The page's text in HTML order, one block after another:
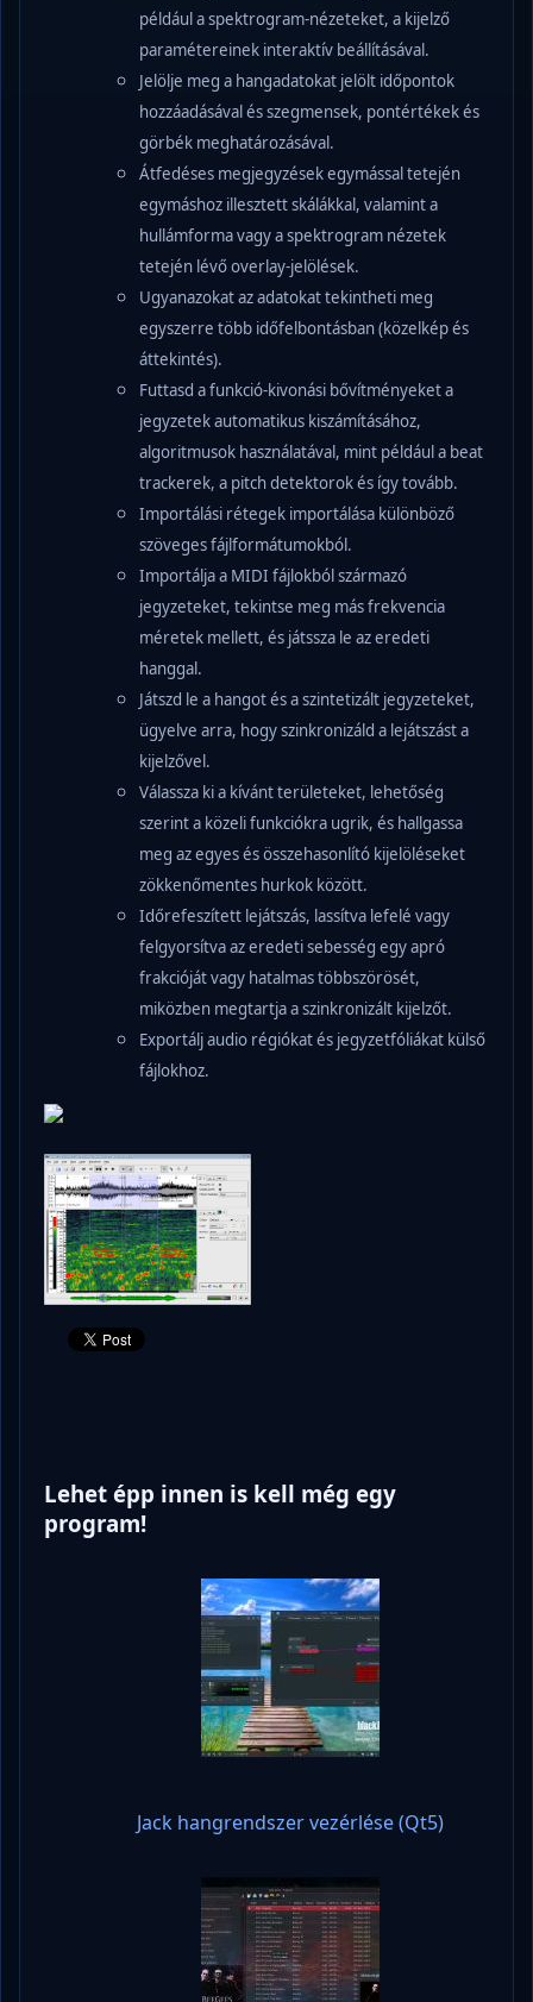
például a spektrogram-nézeteket, a kijelző
paramétereinek interaktív beállításával.
Jelölje meg a hangadatokat jelölt időpontok
hozzáadásával és szegmensek, pontértékek és
görbék meghatározásával.
Átfedéses megjegyzések egymással tetején
egymáshoz illesztett skálákkal, valamint a
hullámforma vagy a spektrogram nézetek
tetején lévő overlay-jelölések.
Ugyanazokat az adatokat tekintheti meg
egyszerre több időfelbontásban (közelkép és
áttekintés).
Futtasd a funkció-kivonási bővítményeket a
jegyzetek automatikus kiszámításához,
algoritmusok használatával, mint például a beat
trackerek, a pitch detektorok és így tovább.
Importálási rétegek importálása különböző
szöveges fájlformátumokból.
Importálja a MIDI fájlokból származó
jegyzeteket, tekintse meg más frekvencia
méretek mellett, és játssza le az eredeti
hanggal.
Játszd le a hangot és a szintetizált jegyzeteket,
ügyelve arra, hogy szinkronizáld a lejátszást a
kijelzővel.
Válassza ki a kívánt területeket, lehetőség
szerint a közeli funkciókra ugrik, és hallgassa
meg az egyes és összehasonlító kijelöléseket
zökkenőmentes hurkok között.
Időrefeszített lejátszás, lassítva lefelé vagy
felgyorsítva az eredeti sebesség egy apró
frakcióját vagy hatalmas többszörösét,
miközben megtartja a szinkronizált kijelzőt.
Exportálj audio régiókat és jegyzetfóliákat külső
fájlokhoz.
Lehet épp innen is kell még egy
program!
Jack hangrendszer vezérlése (Qt5)